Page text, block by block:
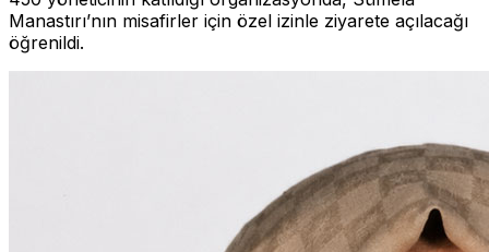
Manastırı’nın misafirler için özel izinle ziyarete açılacağı
öğrenildi.